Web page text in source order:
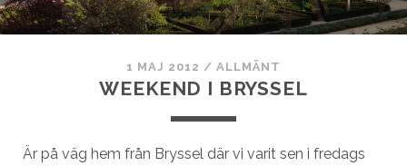
1 MAJ 2012 /ALLMÄNT
WEEKEND I BRYSSEL
Är på väg hem från Bryssel där vi varit sen i fredags